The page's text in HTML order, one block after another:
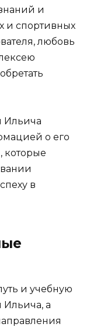
и
и спортивных
любовь
Ильича
о его
которые
в
и учебную
Ильича, а